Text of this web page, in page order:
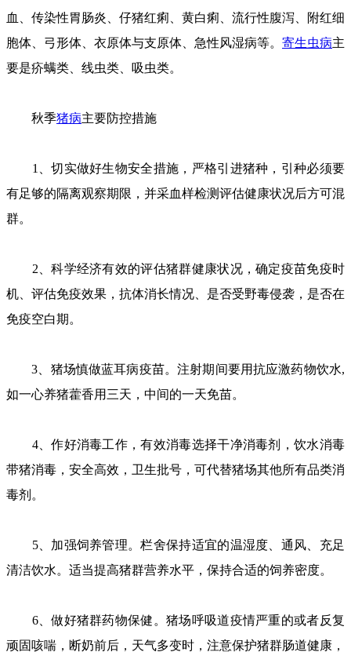
血、传染性胃肠炎、仔猪红痢、黄白痢、流行性腹泻、附红细
胞体、弓形体、衣原体与支原体、急性风湿病等。 寄生虫病主
要是疥螨类、线虫类、吸虫类。
秋季猪病主要防控措施
1、切实做好生物安全措施，严格引进猪种，引种必须要
有足够的隔离观察期限，并采血样检测评估健康状况后方可混
群。
2、科学经济有效的评估猪群健康状况，确定疫苗免疫时
机、评估免疫效果，抗体消长情况、是否受野毒侵袭，是否在
免疫空白期。
3、猪场慎做蓝耳病疫苗。注射期间要用抗应激药物饮水,
如一心养猪藿香用三天，中间的一天免苗。
4、作好消毒工作，有效消毒选择干净消毒剂，饮水消毒
带猪消毒，安全高效，卫生批号，可代替猪场其他所有品类消
毒剂。
5、加强饲养管理。栏舍保持适宜的温湿度、通风、充足
清洁饮水。适当提高猪群营养水平，保持合适的饲养密度。
6、做好猪群药物保健。猪场呼吸道疫情严重的或者反复
顽固咳喘，断奶前后，天气多变时，注意保护猪群肠道健康，